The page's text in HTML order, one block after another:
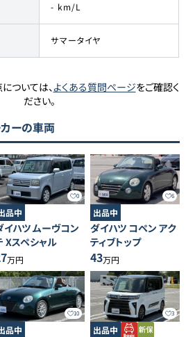
- km/L
サマータイヤ
ついては、よくある質問ページをご確認く
ださい。
ーの車両
0
品中
イハツムーヴコン
Xスペシャル
万円
6
出品中
ダイハツ コペン アク
ティブトップ
43万円
10
品中
3
出品中